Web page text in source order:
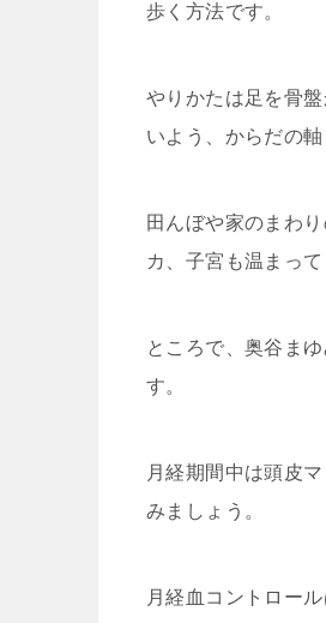
歩く方法です。
やりかたは足を骨
いよう、からだの
田んぼや家のまわ
カ、子宮も温まって
ところで、奥谷ま
す。
月経期間中は頭皮
みましょう。
月経血コントロー